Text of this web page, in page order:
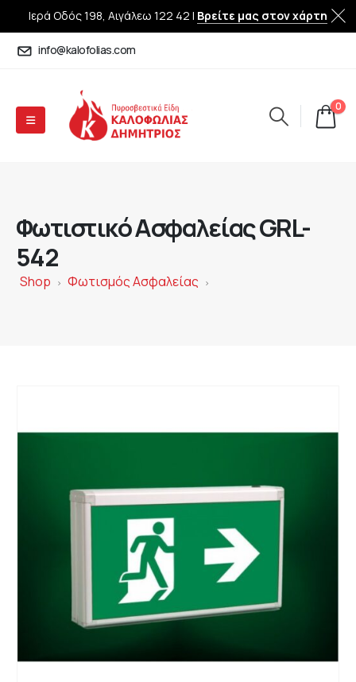
Ιερά Οδός 198, Αιγάλεω 122 42 | Βρείτε μας στον χάρτη
info@kalofolias.com
0
Φωτιστικό Ασφαλείας GRL-
542
Shop > Φωτισμός Ασφαλείας >